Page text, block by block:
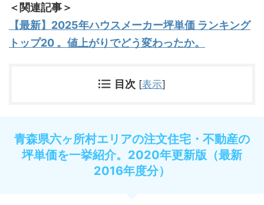
＜関連記事＞
【最新】2025年ハウスメーカー坪単価 ランキング
トップ20 。値上がりでどう変わったか。
目次 [表示]
青森県六ヶ所村エリアの注文住宅・不動産の
坪単価を一挙紹介。2020年更新版（最新
2016年度分）